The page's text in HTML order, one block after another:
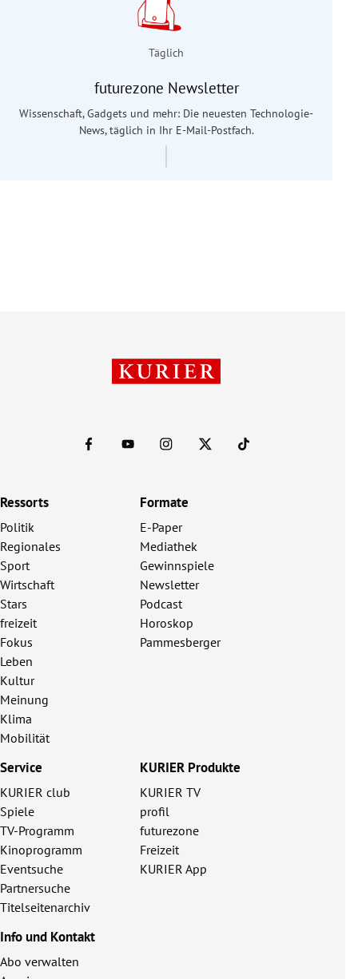
Täglich
futurezone Newsletter
Wissenschaft, Gadgets und mehr: Die neuesten Technologie-
News, täglich in Ihr E-Mail-Postfach.
Ressorts
Politik
Regionales
Sport
Wirtschaft
Stars
freizeit
Fokus
Leben
Kultur
Meinung
Klima
Mobilität
Formate
E-Paper
Mediathek
Gewinnspiele
Newsletter
Podcast
Horoskop
Pammesberger
Service
KURIER club
Spiele
TV-Programm
Kinoprogramm
Eventsuche
Partnersuche
Titelseitenarchiv
KURIER Produkte
KURIER TV
profil
futurezone
Freizeit
KURIER App
Info und Kontakt
Abo verwalten